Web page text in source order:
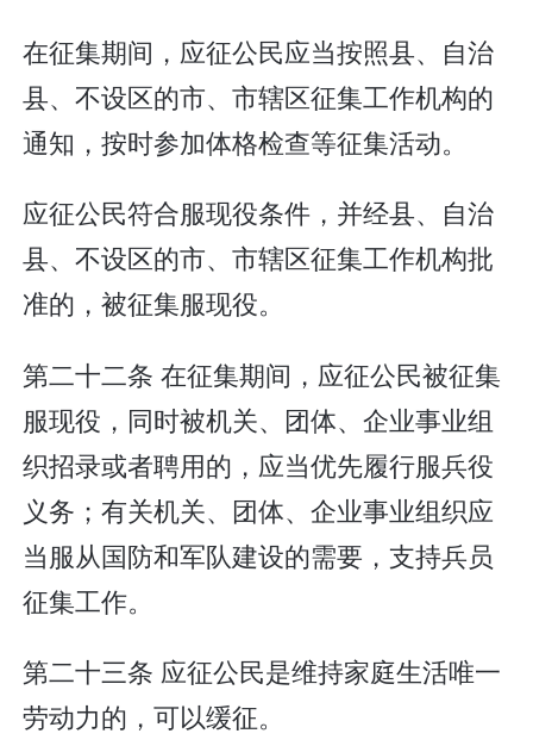
在征集期间，应征公民应当按照县、自治
县、不设区的市、市辖区征集工作机构的
通知，按时参加体格检查等征集活动。
应征公民符合服现役条件，并经县、自治
县、不设区的市、市辖区征集工作机构批
准的，被征集服现役。
第二十二条 在征集期间，应征公民被征集
服现役，同时被机关、团体、企业事业组
织招录或者聘用的，应当优先履行服兵役
义务；有关机关、团体、企业事业组织应
当服从国防和军队建设的需要，支持兵员
征集工作。
第二十三条 应征公民是维持家庭生活唯一
劳动力的，可以缓征。